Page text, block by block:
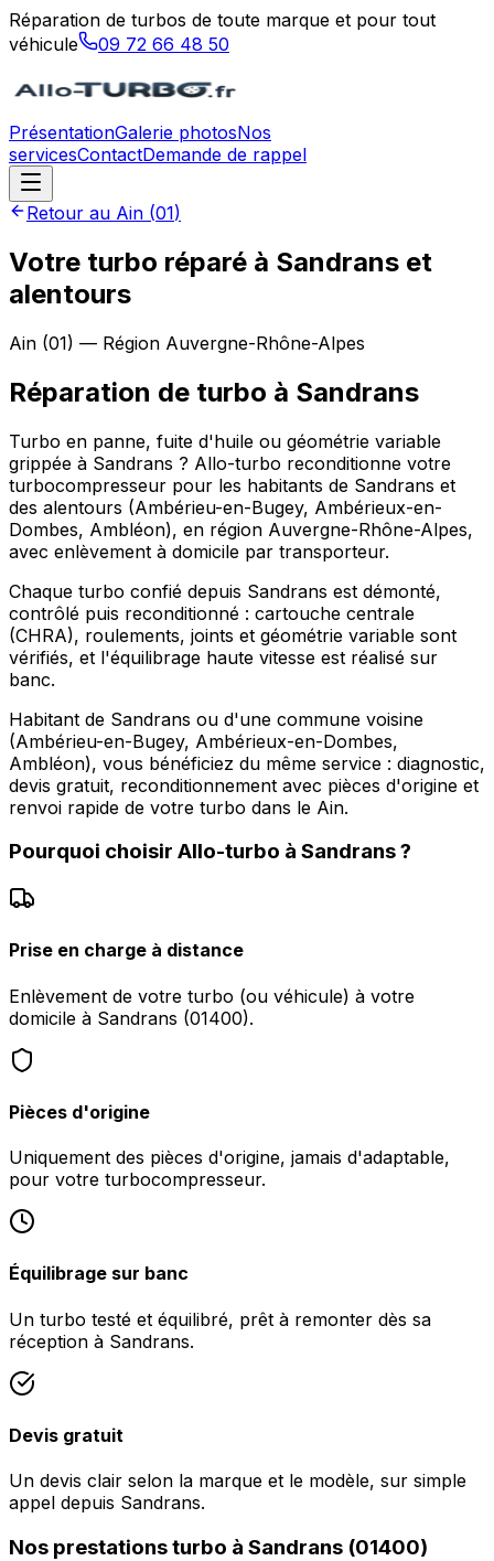
Réparation de turbos de toute marque et pour tout
véhicule
09 72 66 48 50
PrésentationGalerie photosNos
servicesContactDemande de rappel
Retour au Ain (01)
Votre turbo réparé à Sandrans et
alentours
Ain (01) — Région Auvergne-Rhône-Alpes
Réparation de turbo à Sandrans
Turbo en panne, fuite d'huile ou géométrie variable
grippée à Sandrans ? Allo-turbo reconditionne votre
turbocompresseur pour les habitants de Sandrans et
des alentours (Ambérieu-en-Bugey, Ambérieux-en-
Dombes, Ambléon), en région Auvergne-Rhône-Alpes,
avec enlèvement à domicile par transporteur.
Chaque turbo confié depuis Sandrans est démonté,
contrôlé puis reconditionné : cartouche centrale
(CHRA), roulements, joints et géométrie variable sont
vérifiés, et l'équilibrage haute vitesse est réalisé sur
banc.
Habitant de Sandrans ou d'une commune voisine
(Ambérieu-en-Bugey, Ambérieux-en-Dombes,
Ambléon), vous bénéficiez du même service : diagnostic,
devis gratuit, reconditionnement avec pièces d'origine et
renvoi rapide de votre turbo dans le Ain.
Pourquoi choisir Allo-turbo à Sandrans?
Prise en charge à distance
Enlèvement de votre turbo (ou véhicule) à votre
domicile à Sandrans (01400).
Pièces d'origine
Uniquement des pièces d'origine, jamais d'adaptable,
pour votre turbocompresseur.
Équilibrage sur banc
Un turbo testé et équilibré, prêt à remonter dès sa
réception à Sandrans.
Devis gratuit
Un devis clair selon la marque et le modèle, sur simple
appel depuis Sandrans.
Nos prestations turbo à Sandrans (01400)